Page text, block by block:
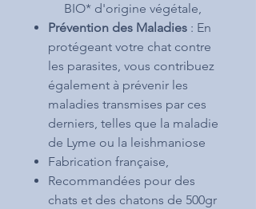
BIO* d'origine végétale,
Prévention des Maladies : En
protégeant votre chat contre
les parasites, vous contribuez
également à prévenir les
maladies transmises par ces
derniers, telles que la maladie
de Lyme ou la leishmaniose
Fabrication française,
Recommandées pour des
chats et des chatons de 500gr